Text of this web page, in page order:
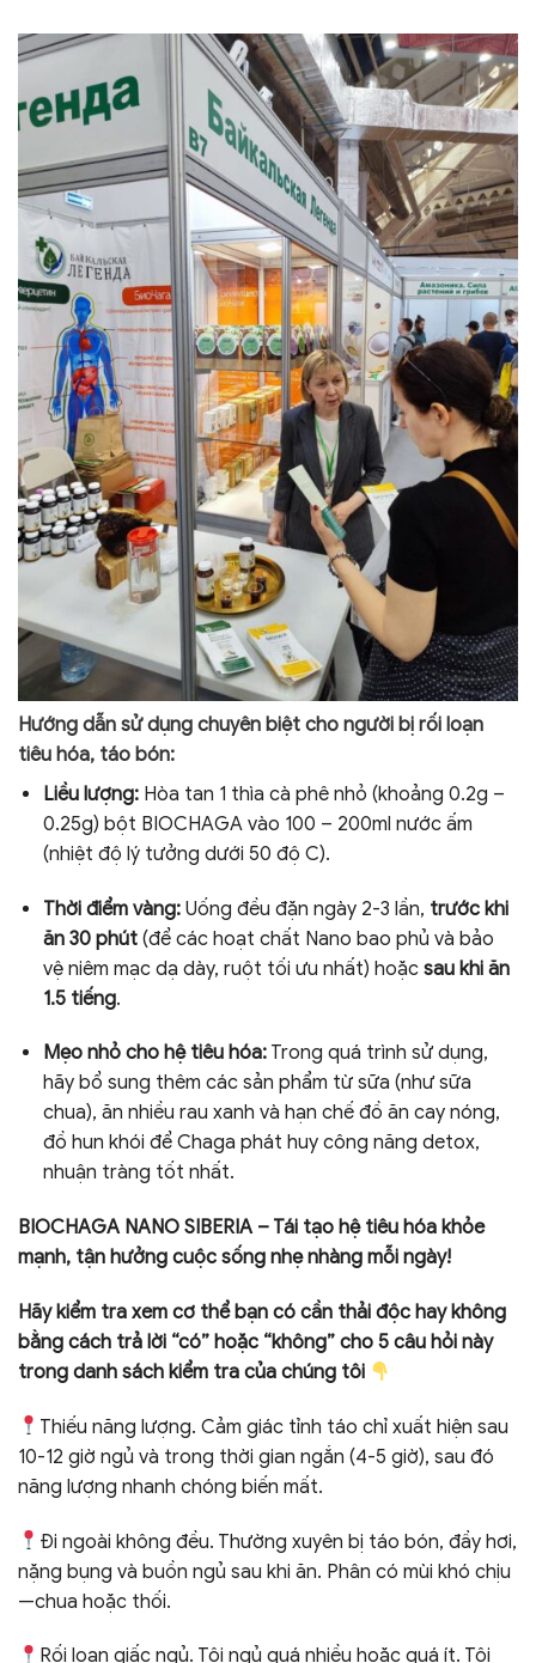
Hướng dẫn sử dụng chuyên biệt cho người bị rối loạn
tiêu hóa, táo bón:
Liều lượng:Hòa tan 1 thìa cà phê nhỏ (khoảng 0.2g –
0.25g) bột BIOCHAGA vào 100 – 200ml nước ấm
(nhiệt độ lý tưởng dưới 50 độ C).
Thời điểm vàng:Uống đều đặn ngày 2-3 lần, trước khi
ăn 30 phút(để các hoạt chất Nano bao phủ và bảo
vệ niêm mạc dạ dày, ruột tối ưu nhất) hoặc sau khi ăn
1.5 tiếng.
Mẹo nhỏ cho hệ tiêu hóa:Trong quá trình sử dụng,
hãy bổ sung thêm các sản phẩm từ sữa (như sữa
chua), ăn nhiều rau xanh và hạn chế đồ ăn cay nóng,
đồ hun khói để Chaga phát huy công năng detox,
nhuận tràng tốt nhất.
BIOCHAGA NANO SIBERIA – Tái tạo hệ tiêu hóa khỏe
mạnh, tận hưởng cuộc sống nhẹ nhàng mỗi ngày!
Hãy kiểm tra xem cơ thể bạn có cần thải độc hay không
bằng cách trả lời “có” hoặc “không” cho 5 câu hỏi này
trong danh sách kiểm tra của chúng tôi
Thiếu năng lượng. Cảm giác tỉnh táo chỉ xuất hiện sau
10-12 giờ ngủ và trong thời gian ngắn (4-5 giờ), sau đó
năng lượng nhanh chóng biến mất.
Đi ngoài không đều. Thường xuyên bị táo bón, đầy hơi,
nặng bụng và buồn ngủ sau khi ăn. Phân có mùi khó chịu
—chua hoặc thối.
Rối loạn giấc ngủ. Tôi ngủ quá nhiều hoặc quá ít. Tôi